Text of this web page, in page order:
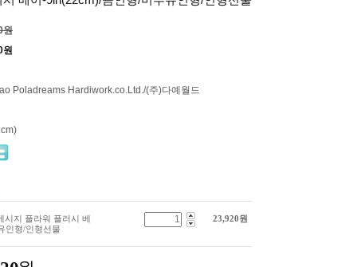
원
원
Poladreams Hardiwork.co.Ltd./(주)다예월드
시지 플라워 플러시 베
인형/인형선물
23,920원